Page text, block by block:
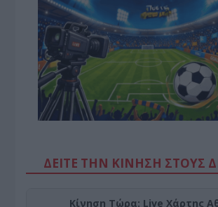
ΔΕΙΤΕ ΤΗΝ ΚΙΝΗΣΗ ΣΤΟΥΣ
Κίνηση Τώρα: Live Χάρτης